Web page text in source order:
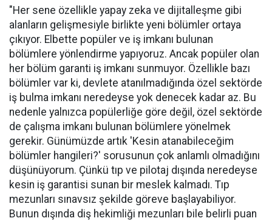
"Her sene özellikle yapay zeka ve dijitalleşme gibi
alanların gelişmesiyle birlikte yeni bölümler ortaya
çıkıyor. Elbette popüler ve iş imkanı bulunan
bölümlere yönlendirme yapıyoruz. Ancak popüler olan
her bölüm garanti iş imkanı sunmuyor. Özellikle bazı
bölümler var ki, devlete atanılmadığında özel sektörde
iş bulma imkanı neredeyse yok denecek kadar az. Bu
nedenle yalnızca popülerliğe göre değil, özel sektörde
de çalışma imkanı bulunan bölümlere yönelmek
gerekir. Günümüzde artık 'Kesin atanabileceğim
bölümler hangileri?' sorusunun çok anlamlı olmadığını
düşünüyorum. Çünkü tıp ve pilotaj dışında neredeyse
kesin iş garantisi sunan bir meslek kalmadı. Tıp
mezunları sınavsız şekilde göreve başlayabiliyor.
Bunun dışında diş hekimliği mezunları bile belirli puan